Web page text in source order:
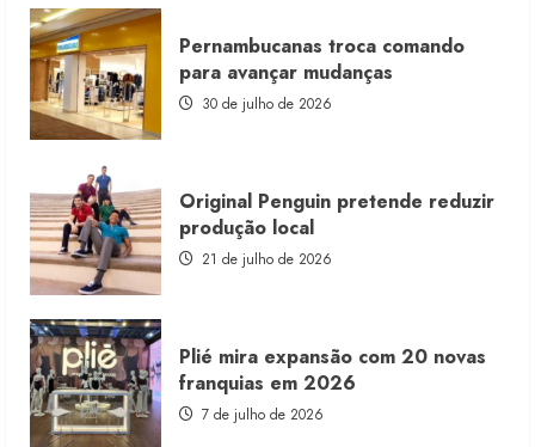
Morena
Rosa
lança
franquia
com
estoque
consignado
Pernambucanas troca comando
para avançar mudanças
30 de julho de 2026
Original Penguin pretende reduzir
produção local
21 de julho de 2026
Plié mira expansão com 20 novas
franquias em 2026
7 de julho de 2026